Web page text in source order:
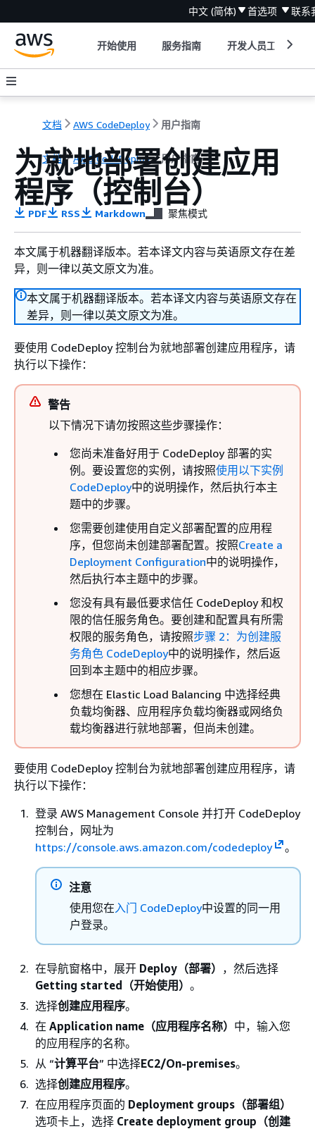
中文 (简体) 首选项 联系
开始使用 服务指南 开发人员工具
文档 AWS CodeDeploy 用户指南
文档 AWS CodeDeploy 用户指南
为就地部署创建应用
程序（控制台）
PDF RSS Markdown 聚焦模式
本文属于机器翻译版本。若本译文内容与英语原文存在差
异，则一律以英文原文为准。
本文属于机器翻译版本。若本译文内容与英语原文存在
差异，则一律以英文原文为准。
要使用 CodeDeploy 控制台为就地部署创建应用程序，请
执行以下操作：
警告
以下情况下请勿按照这些步骤操作：
您尚未准备好用于 CodeDeploy 部署的实
例。要设置您的实例，请按照使用以下实例
CodeDeploy中的说明操作，然后执行本主
题中的步骤。
您需要创建使用自定义部署配置的应用程
序，但您尚未创建部署配置。按照Create a
Deployment Configuration中的说明操作，
然后执行本主题中的步骤。
您没有具有最低要求信任 CodeDeploy 和权
限的信任服务角色。要创建和配置具有所需
权限的服务角色，请按照步骤 2：为创建服
务角色 CodeDeploy中的说明操作，然后返
回到本主题中的相应步骤。
您想在 Elastic Load Balancing 中选择经典
负载均衡器、应用程序负载均衡器或网络负
载均衡器进行就地部署，但尚未创建。
要使用 CodeDeploy 控制台为就地部署创建应用程序，请
执行以下操作：
登录 AWS Management Console 并打开 CodeDeploy
控制台，网址为
https://console.aws.amazon.com/codedeploy
。
注意
使用您在入门 CodeDeploy中设置的同一用
户登录。
在导航窗格中，展开 Deploy（部署） ，然后选择
Getting started（开始使用） 。
选择创建应用程序。
在 Application name（应用程序名称） 中，输入您
的应用程序的名称。
从 “计算平台” 中选择EC2/On-premises。
选择创建应用程序。
在应用程序页面的 Deployment groups（部署组）
选项卡上，选择 Create deployment group（创建